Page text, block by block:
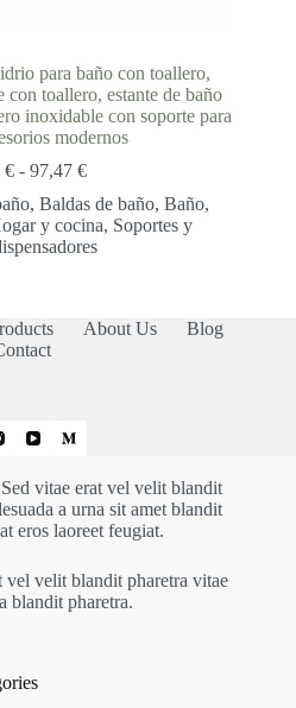
para baño con toallero,
toallero, estante de baño
inoxidable con soporte para
modernos
€ - 97,47 €Rango
precios:
desde
72,58 €
, Baldas de baño, Baño,
y cocina, Soportes y
About Us
Blog
vitae erat vel velit blandit
a urna sit amet blandit
eros laoreet feugiat.
vel velit blandit pharetra vitae
blandit pharetra.